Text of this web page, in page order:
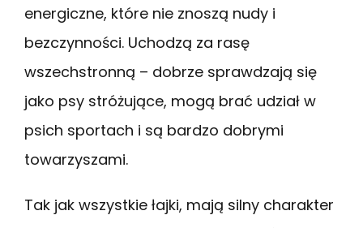
energiczne, które nie znoszą nudy i
bezczynności. Uchodzą za rasę
wszechstronną – dobrze sprawdzają się
jako psy stróżujące, mogą brać udział w
psich sportach i są bardzo dobrymi
towarzyszami.
Tak jak wszystkie łajki, mają silny charakter